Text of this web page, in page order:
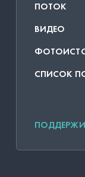
ПОТОК
ВИДЕО
СПИСОК